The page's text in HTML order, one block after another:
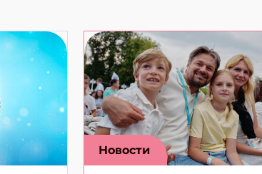
Новости